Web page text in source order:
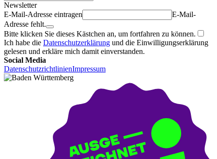
Newsletter
E-Mail-Adresse eintragen
E-Mail-
Adresse fehlt.
Bitte klicken Sie dieses Kästchen an, um fortfahren zu können.
Ich habe die Datenschutzerklärung und die Einwilligungserklärung
gelesen und erkläre mich damit einverstanden.
Social Media
DatenschutzrichtlinienImpressum